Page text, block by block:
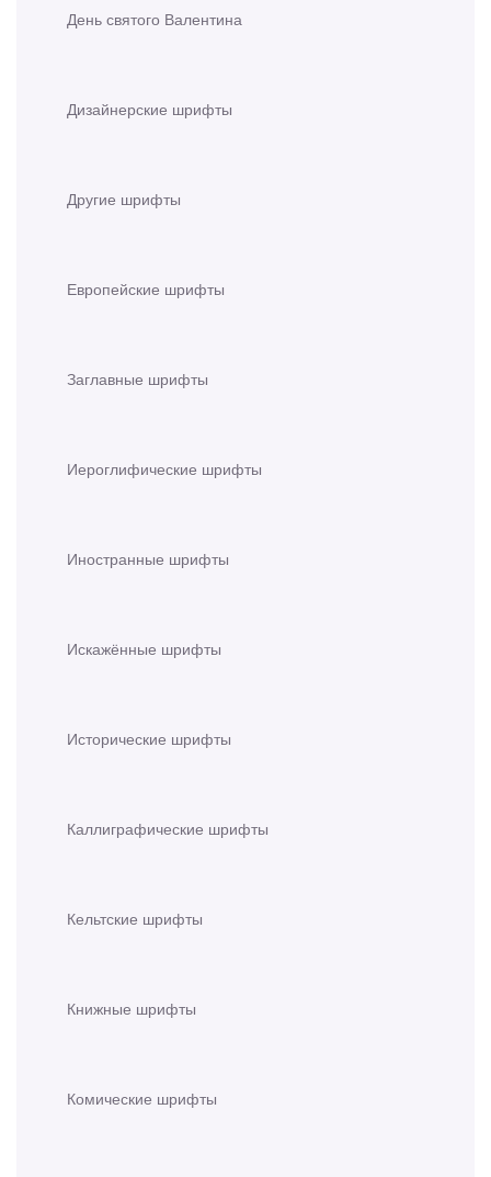
День святого Валентина
Дизайнерские шрифты
Другие шрифты
Европейские шрифты
Заглавные шрифты
Иероглифические шрифты
Иностранные шрифты
Искажённые шрифты
Исторические шрифты
Каллиграфические шрифты
Кельтские шрифты
Книжные шрифты
Комические шрифты